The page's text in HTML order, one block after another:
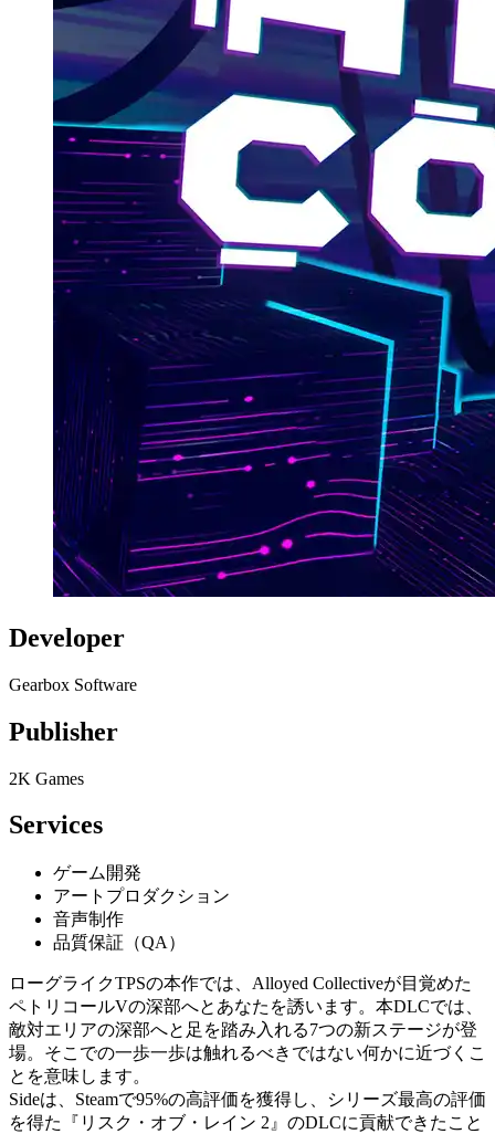
Developer
Gearbox Software
Publisher
2K Games
Services
ゲーム開発
アートプロダクション
音声制作
品質保証（QA）
ローグライクTPSの本作では、Alloyed Collectiveが目覚めた
ペトリコールVの深部へとあなたを誘います。本DLCでは、
敵対エリアの深部へと足を踏み入れる7つの新ステージが登
場。そこでの一歩一歩は触れるべきではない何かに近づくこ
とを意味します。
Sideは、Steamで95%の高評価を獲得し、シリーズ最高の評価
を得た『リスク・オブ・レイン 2』のDLCに貢献できたこと